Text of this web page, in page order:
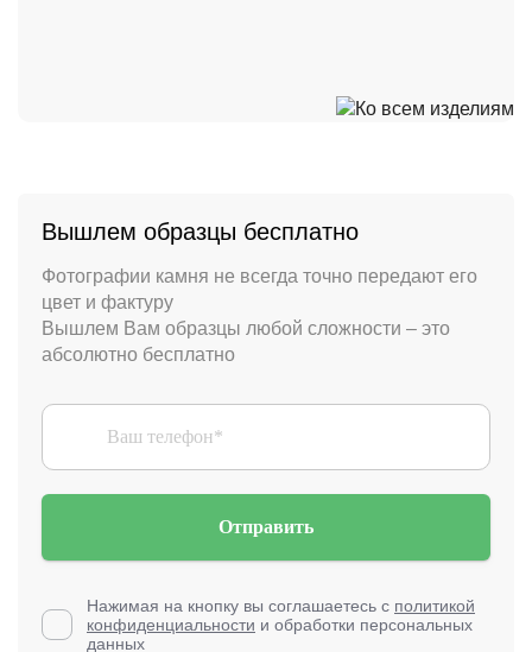
Вышлем образцы бесплатно
Фотографии камня не всегда точно передают его
цвет и фактуру
Вышлем Вам образцы любой сложности – это
абсолютно бесплатно
Отправить
Нажимая на кнопку вы соглашаетесь с политикой
конфиденциальности и обработки персональных
данных